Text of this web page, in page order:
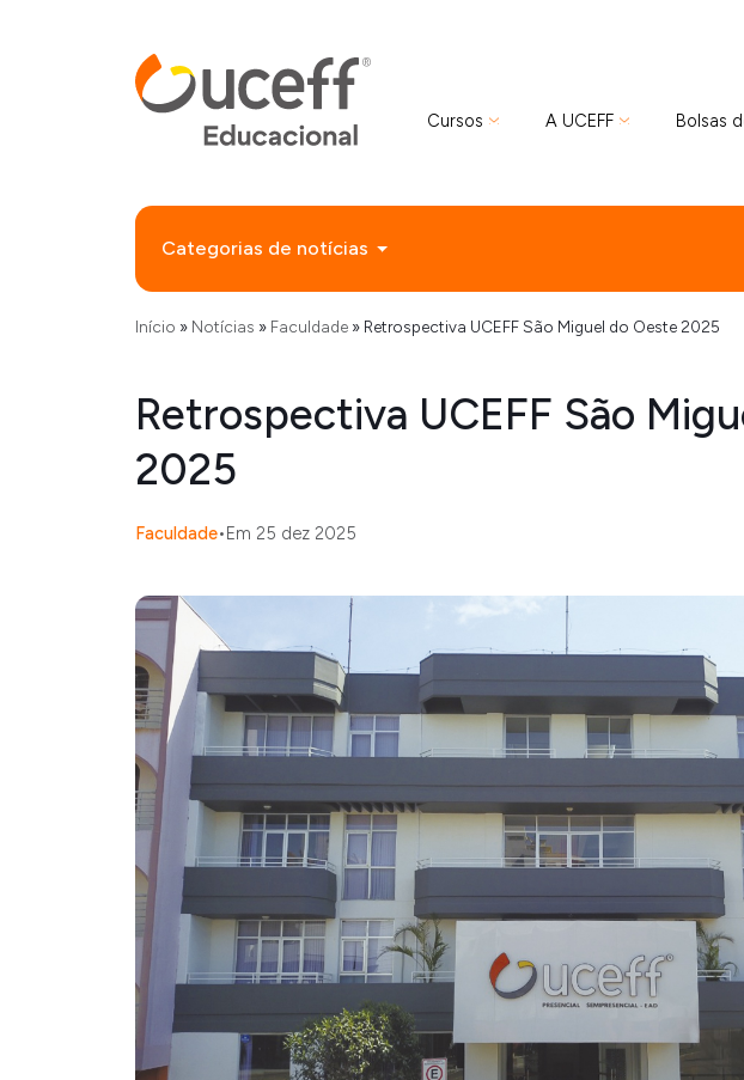
Cursos A UCEFF Bolsas
Categorias de notícias
Início » Notícias » Faculdade» Retrospectiva UCEFF São Miguel do Oeste 2025
Retrospectiva UCEFF São
2025
Faculdade•Em 25 dez 2025